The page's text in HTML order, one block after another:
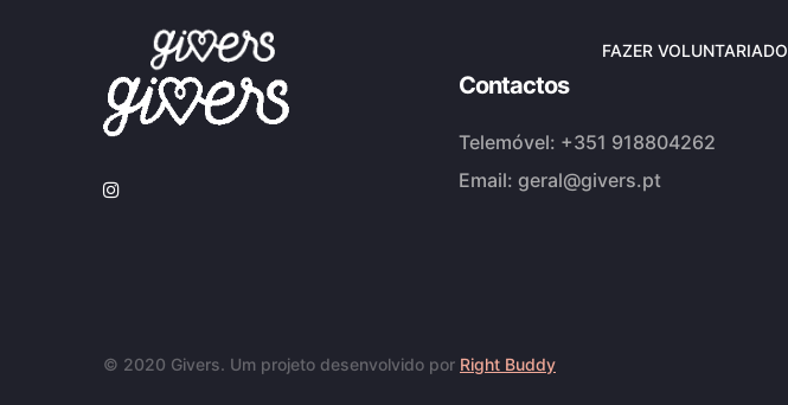
FAZER VOLUNTARIADO
Contactos
Telemóvel: +351 918804262
Email: geral@givers.pt
© 2020 Givers. Um projeto desenvolvido por Right Buddy